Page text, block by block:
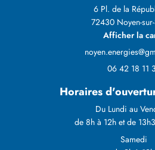
6 Pl. de la
72430 Noyen-
Afficher la
06 42 18 11
Horaires
Du Lundi au
de 8h à 12h et de
Samedi